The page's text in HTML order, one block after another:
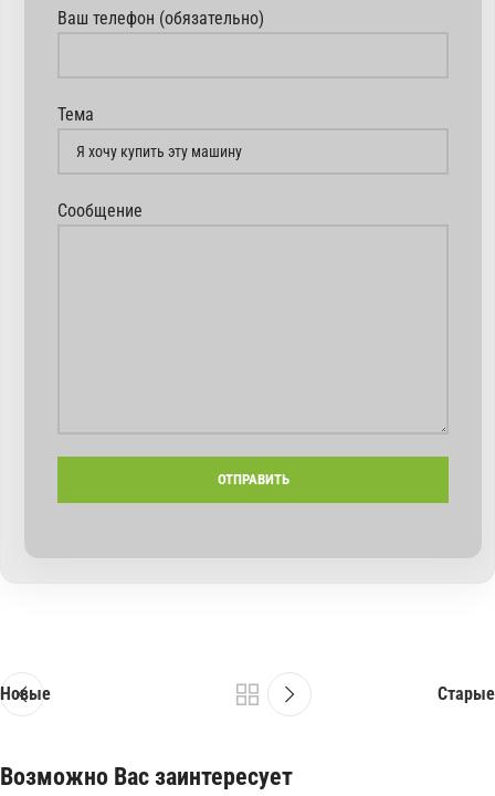
Ваш телефон (обязательно)
Тема
Сообщение
Новые Старые
Возможно Вас заинтересует